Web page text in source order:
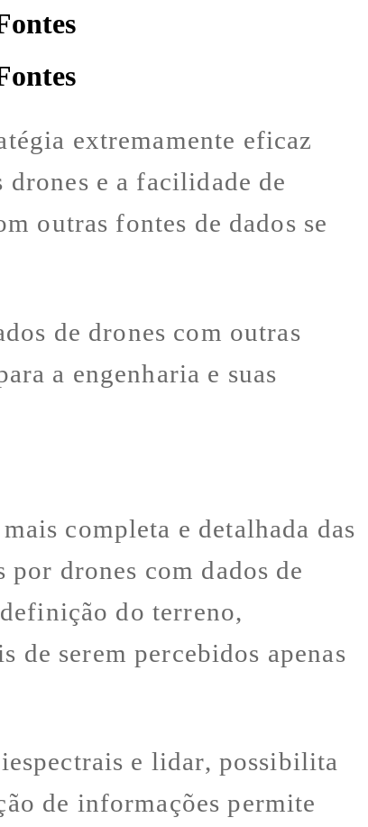
extremamente eficaz
e a facilidade de
outras fontes de dados se
de drones com outras
a engenharia e suas
completa e detalhada das
por drones com dados de
do terreno,
serem percebidos apenas
e lidar, possibilita
de informações permite